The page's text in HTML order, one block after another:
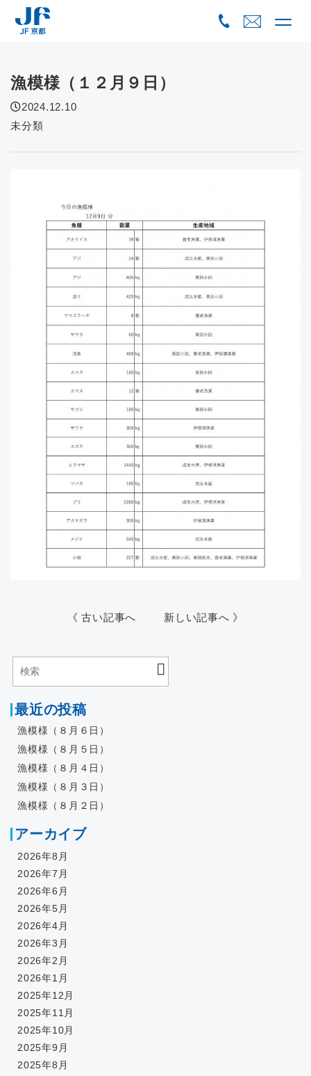
漁模様（１２月９日）
2024.12.10
未分類
《 古い記事へ 新しい記事へ 》
最近の投稿
漁模様（８月６日）
漁模様（８月５日）
漁模様（８月４日）
漁模様（８月３日）
漁模様（８月２日）
アーカイブ
2026年8月
2026年7月
2026年6月
2026年5月
2026年4月
2026年3月
2026年2月
2026年1月
2025年12月
2025年11月
2025年10月
2025年9月
2025年8月